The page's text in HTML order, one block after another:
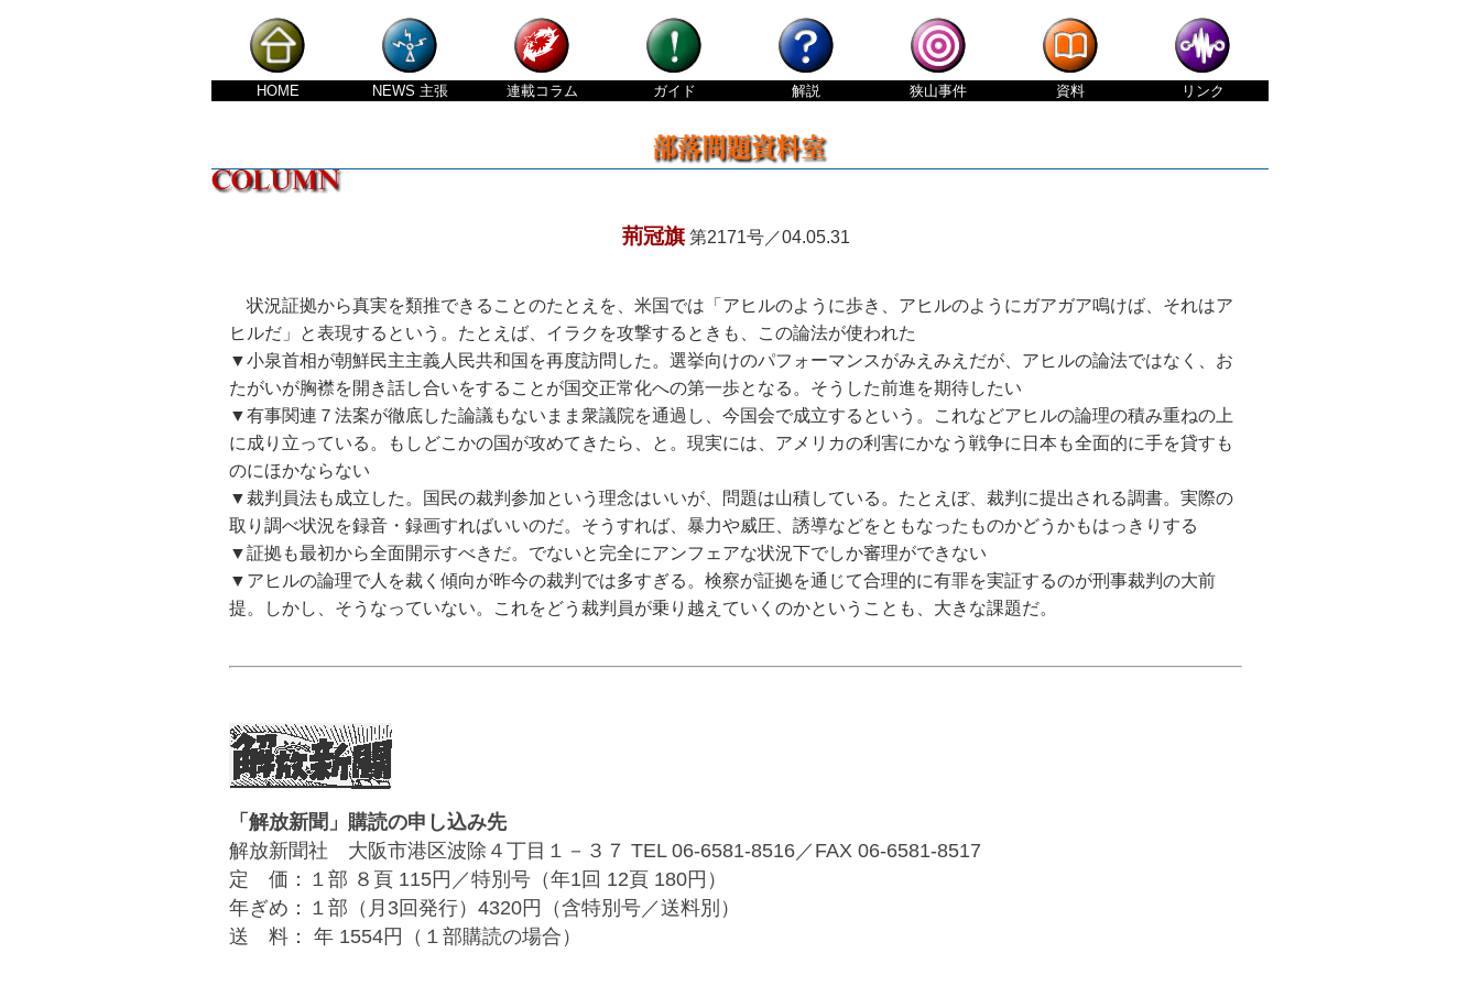
HOME NEWS 主張 連載コラム ガイド 解説 狭山事件 資料 リンク
荊冠旗第2171号／04.05.31
状況証拠から真実を類推できることのたとえを、米国では「アヒルのように歩き、アヒルのようにガアガア鳴けば、それはア
ヒルだ」と表現するという。たとえば、イラクを攻撃するときも、この論法が使われた
▼小泉首相が朝鮮民主主義人民共和国を再度訪問した。選挙向けのパフォーマンスがみえみえだが、アヒルの論法ではなく、お
たがいが胸襟を開き話し合いをすることが国交正常化への第一歩となる。そうした前進を期待したい
▼有事関連７法案が徹底した論議もないまま衆議院を通過し、今国会で成立するという。これなどアヒルの論理の積み重ねの上
に成り立っている。もしどこかの国が攻めてきたら、と。現実には、アメリカの利害にかなう戦争に日本も全面的に手を貸すも
のにほかならない
▼裁判員法も成立した。国民の裁判参加という理念はいいが、問題は山積している。たとえぼ、裁判に提出される調書。実際の
取り調べ状況を録音・録画すればいいのだ。そうすれば、暴力や威圧、誘導などをともなったものかどうかもはっきりする
▼証拠も最初から全面開示すべきだ。でないと完全にアンフェアな状況下でしか審理ができない
▼アヒルの論理で人を裁く傾向が昨今の裁判では多すぎる。検察が証拠を通じて合理的に有罪を実証するのが刑事裁判の大前
提。しかし、そうなっていない。これをどう裁判員が乗り越えていくのかということも、大きな課題だ。
「解放新聞」購読の申し込み先
解放新聞社 大阪市港区波除４丁目１－３７ TEL 06-6581-8516／FAX 06-6581-8517
定 価：１部 ８頁 115円／特別号（年1回 12頁 180円）
年ぎめ：１部（月3回発行）4320円（含特別号／送料別）
送 料： 年 1554円（１部購読の場合）